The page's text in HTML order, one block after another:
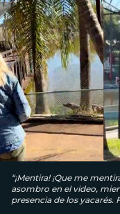
“¡Mentira! ¡Que me
asombro en el video,
presencia de los yacarés.